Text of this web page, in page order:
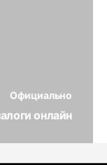
Официально
онлайн